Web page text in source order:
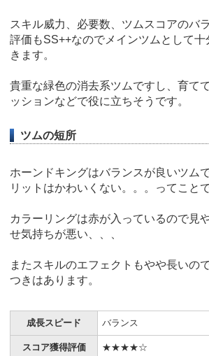
スキル威力、必要数、ツムスコアのバ
評価もSS++なのでメインツムとして
きます。
貴重な緑色の消去系ツムですし、育て
ッションなどで役に立ちそうです。
ツムの短所
ホーンドキングはバランスが良いツム
リットはかわいくない。。。ってこと
カラーリングは赤が入っているので見
せ気持ちが悪い、、、
またスキルのエフェクトもやや長いの
つきはあります。
成長スピード バランス
スコア獲得評価 ★★★★☆